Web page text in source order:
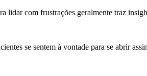
lidar com frustrações geralmente traz
se sentem à vontade para se abrir